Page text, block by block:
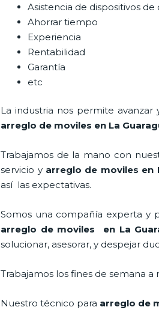
Asistencia de dispositivos
Ahorrar tiempo
Experiencia
Rentabilidad
Garantía
etc
La industria nos permite
arreglo de moviles en La
Trabajamos de la mano con
servicio y arreglo de moviles en
así las expectativas.
Somos una compañía experta y
arreglo de moviles en La
solucionar, asesorar, y despejar
Trabajamos los fines de semana
Nuestro técnico para arreglo de